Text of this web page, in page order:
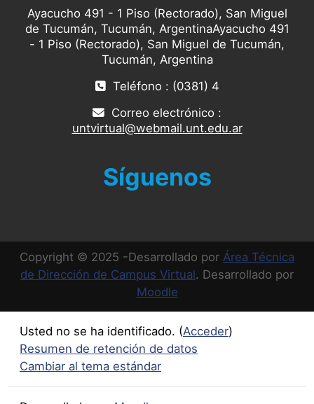
Ayacucho 491 - 1 Piso (Rectorado), San Miguel
de Tucumán, Tucumán, ArgentinaAyacucho 491
- 1 Piso (Rectorado), San Miguel de Tucumán,
Tucumán, Argentina
Teléfono : (0381) 4
Correo electrónico :
untvirtual@webmail.unt.edu.ar
Síguenos
Copyright © 2025 -Desarrollado por Área Técnica
de Dirección de Campus Virtual. Desarrollado por
Moodle
Usted no se ha identificado. (Acceder)
Resumen de retención de datos
Cambiar al tema estándar